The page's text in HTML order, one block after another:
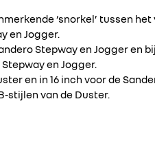
‘snorkel’ tussen
en Jogger.
Stepway en Jogger en
en Jogger.
en in 16 inch voor de
stijlen van de Duster.